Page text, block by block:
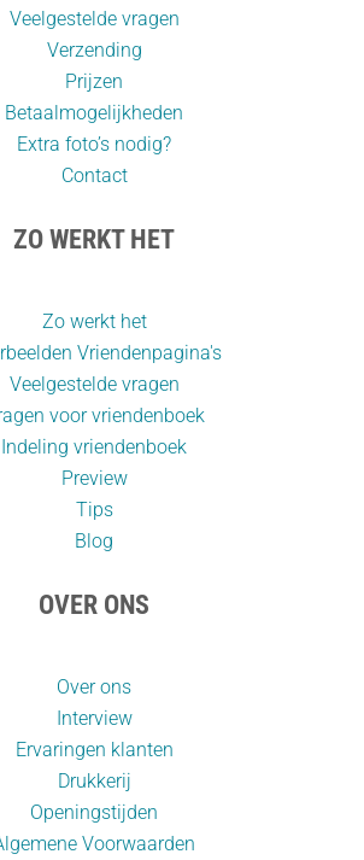
Veelgestelde vragen
Verzending
Prijzen
Betaalmogelijkheden
Extra foto’s nodig?
Contact
ZO WERKT HET
Zo werkt het
Vriendenpagina's
Veelgestelde vragen
voor vriendenboek
Indeling vriendenboek
Preview
Tips
Blog
OVER ONS
Over ons
Interview
Ervaringen klanten
Drukkerij
Openingstijden
Voorwaarden